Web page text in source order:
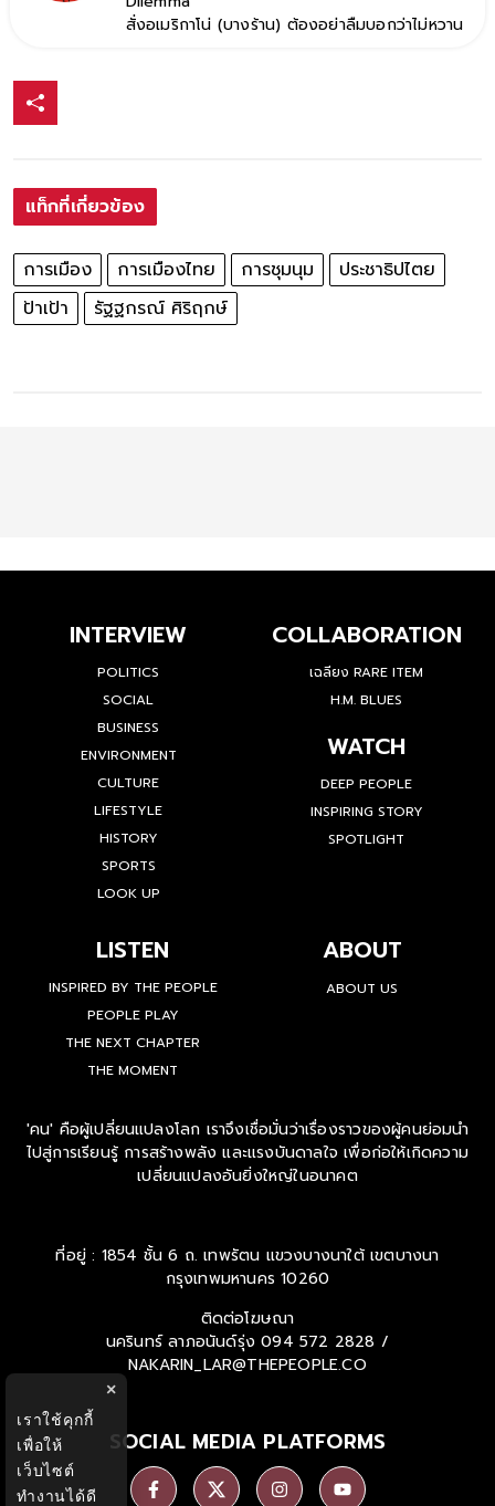
สั่งอเมริกาโน่ (บางร้าน) ต้องอย่าลืมบอกว่าไม่หวาน
แท็กที่เกี่ยวข้อง
การเมือง การเมืองไทย การชุมนุม
ประชาธิปไตย
ป้าเป้า
รัฐฐกรณ์ ศิริฤกษ์
INTERVIEW
POLITICS
SOCIAL
BUSINESS
ENVIRONMENT
CULTURE
LIFESTYLE
HISTORY
SPORTS
LOOK UP
COLLABORATION
เฉลียง RARE ITEM
H.M. BLUES
WATCH
DEEP PEOPLE
INSPIRING STORY
SPOTLIGHT
LISTEN
INSPIRED BY THE PEOPLE
PEOPLE PLAY
THE NEXT CHAPTER
THE MOMENT
ABOUT
ABOUT US
'คน' คือผู้เปลี่ยนแปลงโลก เราจึงเชื่อมั่นว่าเรื่องราวของผู้คนย่อมนำ
ไปสู่การเรียนรู้ การสร้างพลัง และแรงบันดาลใจ เพื่อก่อให้เกิดความ
เปลี่ยนแปลงอันยิ่งใหญ่ในอนาคต
ที่อยู่ : 1854 ชั้น 6 ถ. เทพรัตน แขวงบางนาใต้ เขตบางนา
กรุงเทพมหานคร 10260
ติดต่อโฆษณา
นครินทร์ ลาภอนันด์รุ่ง 094 572 2828 /
NAKARIN_LAR@THEPEOPLE.CO
SOCIAL MEDIA PLATFORMS
×
เราใช้คุกกี้
เพื่อให้
เว็บไซต์
ทำงานได้ดี